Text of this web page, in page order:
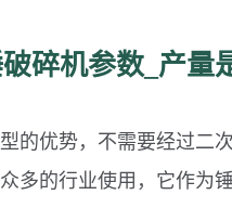
碎机参数_产量
的优势，不需要经过二
多的行业使用，它作为